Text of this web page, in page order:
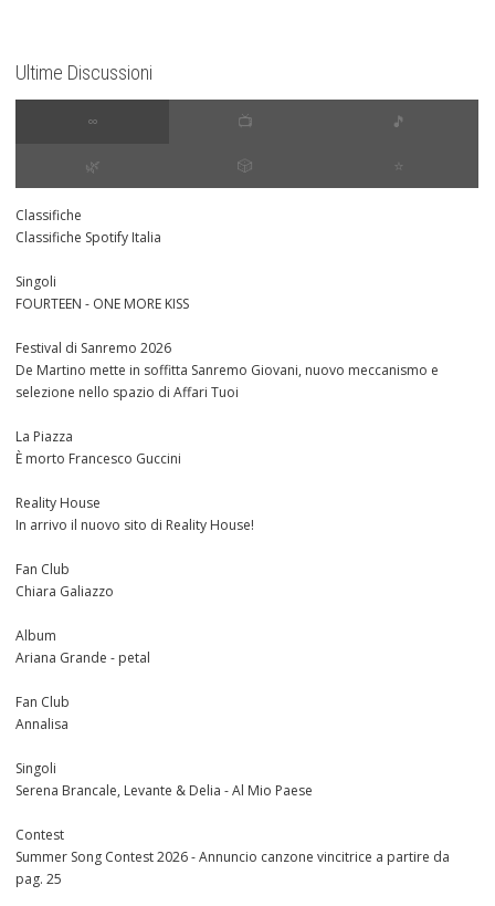
Ultime Discussioni
∞ 📺 🎵
🌿 🎲 ⭐️
Classifiche
Classifiche Spotify Italia
Singoli
FOURTEEN - ONE MORE KISS
Festival di Sanremo 2026
De Martino mette in soffitta Sanremo Giovani, nuovo meccanismo e
selezione nello spazio di Affari Tuoi
La Piazza
È morto Francesco Guccini
Reality House
In arrivo il nuovo sito di Reality House!
Fan Club
Chiara Galiazzo
Album
Ariana Grande - petal
Fan Club
Annalisa
Singoli
Serena Brancale, Levante & Delia - Al Mio Paese
Contest
Summer Song Contest 2026 - Annuncio canzone vincitrice a partire da
pag. 25